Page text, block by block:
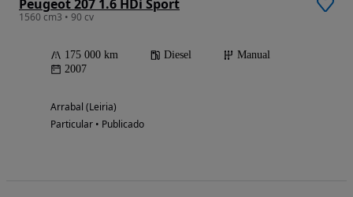
Peugeot 207 1.6 HDi Sport
1560 cm3 • 90 cv
175 000 km Diesel
Manual
2007
Arrabal (Leiria)
Particular • Publicado